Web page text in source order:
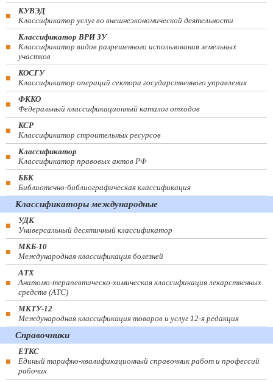
КУВЭД
Классификатор услуг во внешнеэкономической деятельности
Классификатор ВРИ ЗУ
Классификатор видов разрешенного использования земельных
участков
КОСГУ
Классификатор операций сектора государственного управления
ФККО
Федеральный классификационный каталог отходов
КСР
Классификатор строительных ресурсов
Классификатор
Классификатор правовых актов РФ
ББК
Библиотечно-библиографическая классификация
Классификаторы международные
УДК
Универсальный десятичный классификатор
МКБ-10
Международная классификация болезней
АТХ
Анатомо-терапевтическо-химическая классификация лекарственных
средств (ATC)
МКТУ-12
Международная классификация товаров и услуг 12-я редакция
Справочники
ЕТКС
Единый тарифно-квалификационный справочник работ и профессий
рабочих